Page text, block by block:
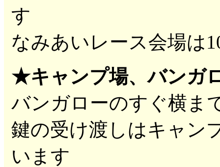
す
なみあいレース会場は
★キャンプ場、バンガ
バンガローのすぐ横ま
鍵の受け渡しはキャン
います